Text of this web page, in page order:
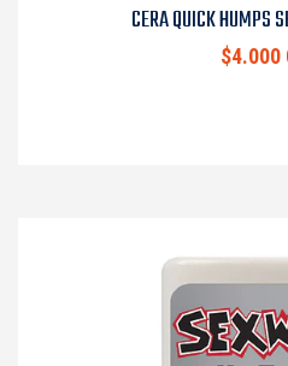
CERA QUICK HUMPS
$4.000